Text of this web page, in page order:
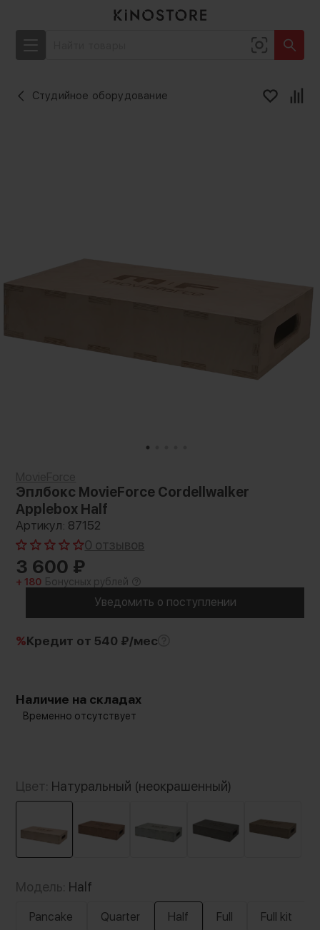
Студийное оборудование
Эплбокс MovieForce Cordellwalker
Applebox Half
Артикул: 87152
0 отзывов
3 600 ₽
+ 180 Бонусных рублей
Уведомить о поступлении
%Кредит от 540 ₽/мес
Наличие на складах
Временно отсутствует
Цвет: Натуральный (неокрашенный)
Модель: Half
Pancake Quarter Half Full Full kit